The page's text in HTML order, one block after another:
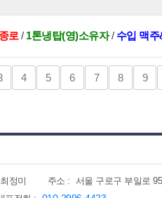
로 / 1톤냉탑(영)소유자/ 수입 맥주
4 5 6 7 8 9
최정미 주소 : 서울 구로구 부일로